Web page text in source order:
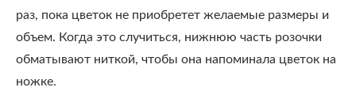
раз, пока цветок не приобретет желаемые размеры и
объем. Когда это случиться, нижнюю часть розочки
обматывают ниткой, чтобы она напоминала цветок на
ножке.